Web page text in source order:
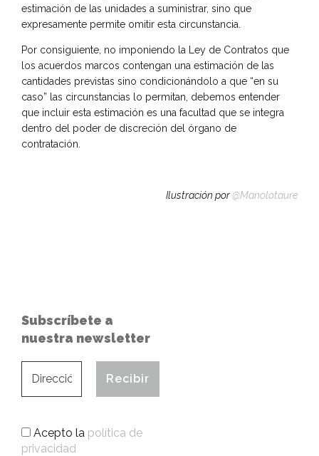
estimación de las unidades a suministrar, sino que
expresamente permite omitir esta circunstancia.
Por consiguiente, no imponiendo la Ley de Contratos que
los acuerdos marcos contengan una estimación de las
cantidades previstas sino condicionándolo a que “en su
caso” las circunstancias lo permitan, debemos entender
que incluir esta estimación es una facultad que se integra
dentro del poder de discreción del órgano de
contratación.
Ilustración por@Manolotaure
Subscríbete a
nuestra newsletter
Acepto la política de
privacidad